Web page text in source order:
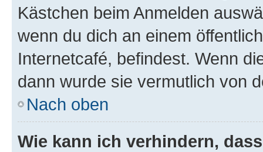
Kästchen beim Anmelden
wenn du dich an einem
Internetcafé, befindest. Wenn
dann wurde sie vermutlich von
Nach oben
Wie kann ich verhindern,